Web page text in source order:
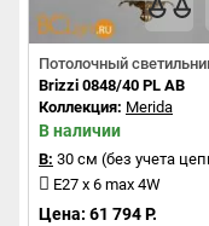
Потолочный
Brizzi 0848/40 PL AB
Коллекция: Merida
В наличии
В: 30 см (без учета
E27 x 6 max 4W
Цена: 61 794 Р.